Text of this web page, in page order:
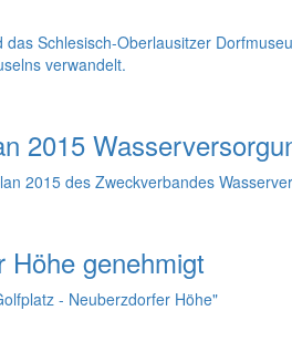
Schlesisch-Oberlausitzer
verwandelt.
2015
2015 des Zweckverbandes
Höhe genehmigt
- Neuberzdorfer Höhe"